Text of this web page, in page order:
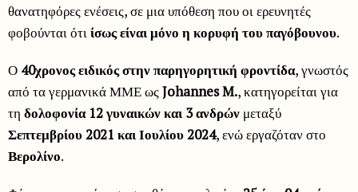
θανατηφόρες ενέσεις, σε μια υπόθεση που οι ερευνητές
φοβούνται ότιίσως είναι μόνο η κορυφή του παγόβουνου.
Ο 40χρονος ειδικός στην παρηγορητική φροντίδα, γνωστός
από τα γερμανικά ΜΜΕ ωςJohannes M., κατηγορείται για
τη δολοφονία 12 γυναικών και 3 ανδρών μεταξύ
Σεπτεμβρίου 2021 και Ιουλίου 2024, ενώ εργαζόταν στο
Βερολίνο.